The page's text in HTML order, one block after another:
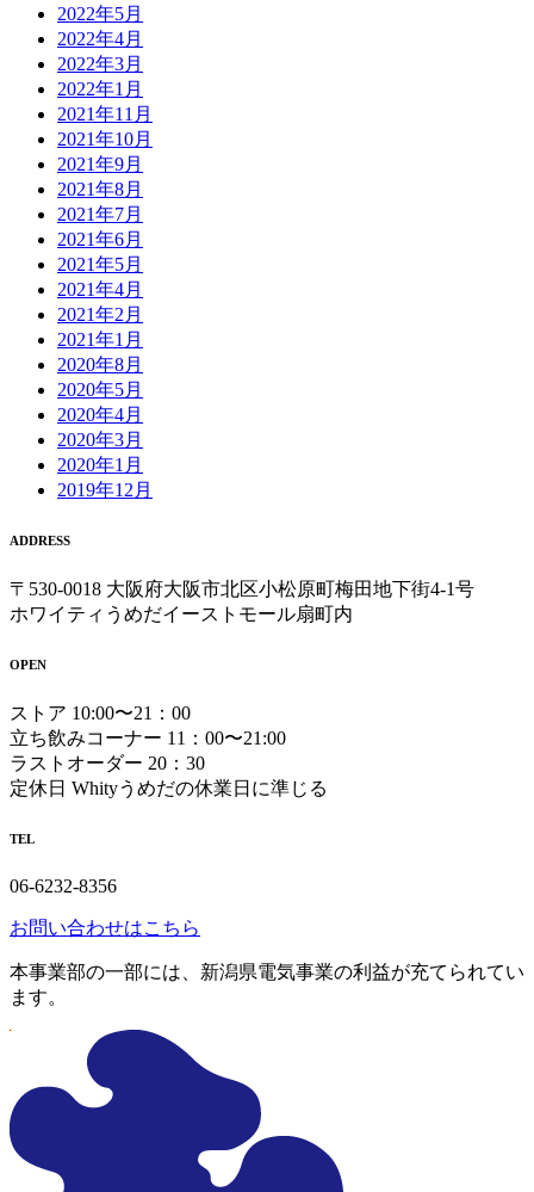
2022年5月
2022年4月
2022年3月
2022年1月
2021年11月
2021年10月
2021年9月
2021年8月
2021年7月
2021年6月
2021年5月
2021年4月
2021年2月
2021年1月
2020年8月
2020年5月
2020年4月
2020年3月
2020年1月
2019年12月
ADDRESS
〒530-0018 大阪府大阪市北区小松原町梅田地下街4-1号
ホワイティうめだイーストモール扇町内
OPEN
ストア 10:00〜21：00
立ち飲みコーナー 11：00〜21:00
ラストオーダー 20：30
定休日 Whityうめだの休業日に準じる
TEL
06-6232-8356
お問い合わせはこちら
本事業部の一部には、新潟県電気事業の利益が充てられてい
ます。